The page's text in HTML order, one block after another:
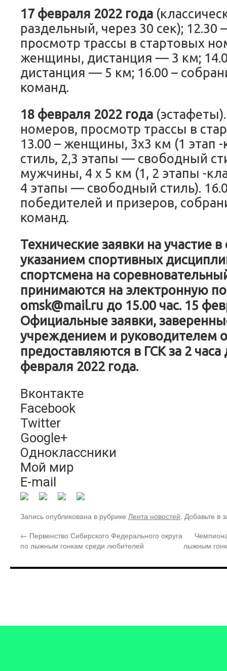
17 февраля 2022 года
раздельный, через 30 сек);
просмотр трассы в стартовых
женщины, дистанция — 3 км;
дистанция — 5 км; 16.00 –
команд.
18 февраля 2022 года
номеров, просмотр трассы в
13.00 – женщины, 3х3 км (1 этап -
стиль, 2,3 этапы — свободный
мужчины, 4 х 5 км (1, 2 этапы -
4 этапы — свободный стиль).
победителей и призеров,
команд.
Технические заявки на участие
указанием спортивных
спортсмена на
принимаются на электронную
omsk@mail.ru до 15.00 час. 15
Официальные заявки,
учреждением и руководителем
предоставляются в ГСК за 2 часа
февраля 2022 года.
Вконтакте
Facebook
Twitter
Google+
Одноклассники
Мой мир
E-mail
Запись опубликована в рубрике Лента новостей. Добавьте в
← Первенство Сибирского Федерального округа
по лыжным гонкам среди любителей
лыжным